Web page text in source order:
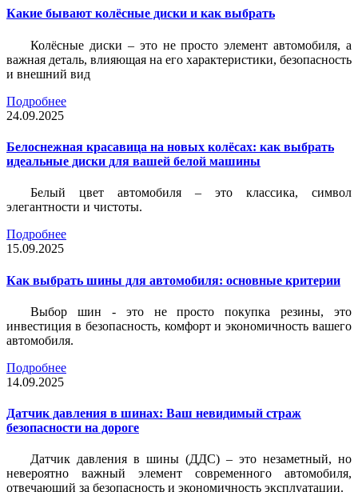
Какие бывают колёсные диски и как выбрать
Колёсные диски – это не просто элемент автомобиля, а
важная деталь, влияющая на его характеристики, безопасность
и внешний вид
Подробнее
24.09.2025
Белоснежная красавица на новых колёсах: как выбрать
идеальные диски для вашей белой машины
Белый цвет автомобиля – это классика, символ
элегантности и чистоты.
Подробнее
15.09.2025
Как выбрать шины для автомобиля: основные критерии
Выбор шин - это не просто покупка резины, это
инвестиция в безопасность, комфорт и экономичность вашего
автомобиля.
Подробнее
14.09.2025
Датчик давления в шинах: Ваш невидимый страж
безопасности на дороге
Датчик давления в шины (ДДС) – это незаметный, но
невероятно важный элемент современного автомобиля,
отвечающий за безопасность и экономичность эксплуатации.